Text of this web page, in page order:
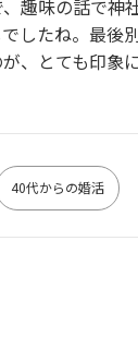
趣味の話で神
したね。最
、とても印象
40代からの婚活